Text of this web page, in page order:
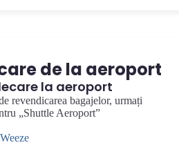
de la aeroport
la aeroport
revendicarea bagajelor, urmați
„Shuttle Aeroport”